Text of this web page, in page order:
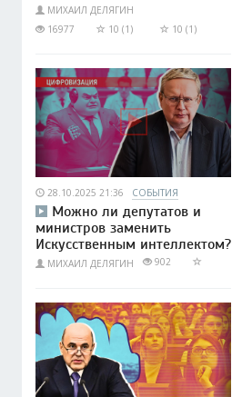
МИХАИЛ ДЕЛЯГИН
16977
10 (1) 10 (1)
28.10.2025 21:36 СОБЫТИЯ
Можно ли депутатов и
министров заменить
Искусственным интеллектом?
МИХАИЛ ДЕЛЯГИН 902